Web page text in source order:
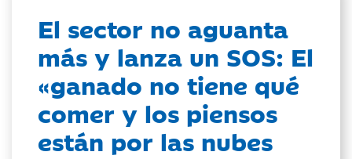
El sector no aguanta
más y lanza un SOS: El
«ganado no tiene qué
comer y los piensos
están por las nubes